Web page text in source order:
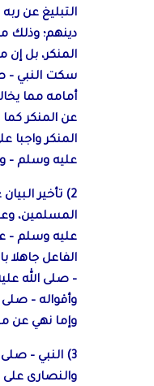
التبليغ عن
دينهم؛ وذلك
المنكر، بل إن
سكت النبي –
أمامه مما
عن المنكر
المنكر واجبا
عليه وسلم –
2) تأخير
المسلمين،
عليه وسلم –
الفاعل جاهلا
– صلى الله
وأقواله –
وإما نهي عن
3) النبي –
والنصارى